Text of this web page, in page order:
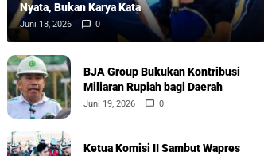
Nyata, Bukan Karya Kata
Juni 18, 2026 0
BJA Group Bukukan Kontribusi
Miliaran Rupiah bagi Daerah
Juni 19, 2026 0
Ketua Komisi II Sambut Wapres